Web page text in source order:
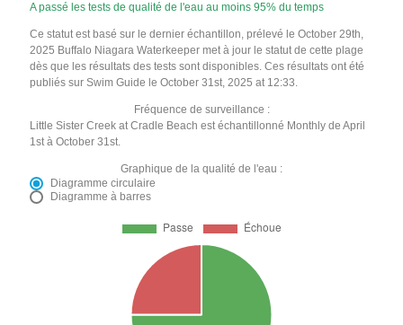
A passé les tests de qualité de l'eau au moins 95% du temps
Ce statut est basé sur le dernier échantillon, prélevé le October 29th,
2025 Buffalo Niagara Waterkeeper met à jour le statut de cette plage
dès que les résultats des tests sont disponibles. Ces résultats ont été
publiés sur Swim Guide le October 31st, 2025 at 12:33.
Fréquence de surveillance :
Little Sister Creek at Cradle Beach est échantillonné Monthly de April
1st à October 31st.
Graphique de la qualité de l'eau :
Diagramme circulaire
Diagramme à barres